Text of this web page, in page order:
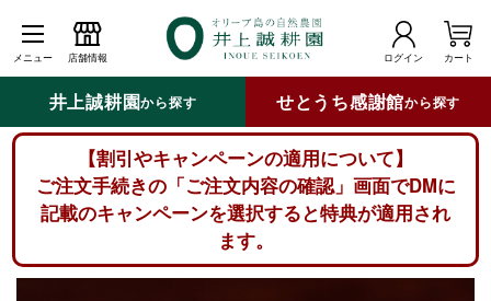
メニュー 店舗情報 ログイン カート
井上誠耕園から探す せとうち感謝館から探す
【割引やキャンペーンの適用について】
ご注文手続きの「ご注文内容の確認」画面でDMに
記載のキャンペーンを選択すると特典が適用され
ます。